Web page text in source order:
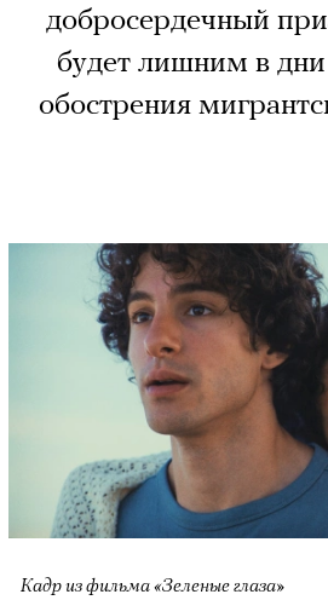
добросердечный
будет лишним в
обострения
Кадр из фильма «Зеленые глаза»